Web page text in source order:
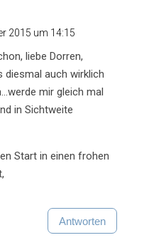
2015 um 14:15
liebe Dorren,
auch wirklich
mir gleich mal
in Sichtweite
Start in einen frohen
Antworten